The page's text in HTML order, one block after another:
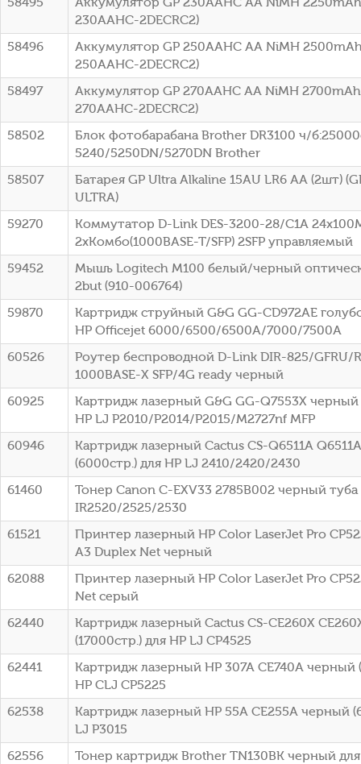
230AAHC-2DECRC2)
58496
Аккумулятор GP 250AAHC AA NiMH
250AAHC-2DECRC2)
58497
Аккумулятор GP 270AAHC AA NiMH
270AAHC-2DECRC2)
58502
Блок фотобарабана Brother DR3100 ч/
5240/5250DN/5270DN Brother
58507
Батарея GP Ultra Alkaline 15AU LR6 AA (2шт)
ULTRA)
59270
Коммутатор D-Link DES-3200-28/C1A
2xКомбо(1000BASE-T/SFP) 2SFP управляемый
59452
Мышь Logitech M100 белый/черный
2but (910-006764)
59870
Картридж струйный G&G GG-CD972AE
HP Officejet 6000/6500/6500A/7000/7500A
60526
Роутер беспроводной D-Link DIR-825/GFRU/
1000BASE-X SFP/4G ready черный
60925
Картридж лазерный G&G GG-Q7553X черный
HP LJ P2010/P2014/P2015/M2727nf MFP
60946
Картридж лазерный Cactus CS-Q6511A
(6000стр.) для HP LJ 2410/2420/2430
61460
Тонер Canon C-EXV33 2785B002 черный
IR2520/2525/2530
61521
Принтер лазерный HP Color LaserJet Pro
A3 Duplex Net черный
62088
Принтер лазерный HP Color LaserJet Pro
Net серый
62440
Картридж лазерный Cactus CS-CE260X
(17000стр.) для HP LJ CP4525
62441
Картридж лазерный HP 307A CE740A черный
HP CLJ CP5225
62538
Картридж лазерный HP 55A CE255A черный
LJ P3015
62556
Тонер картридж Brother TN130BK черный